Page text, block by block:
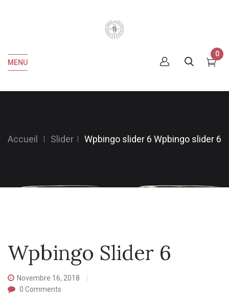
MENU
0
Accueil Slider Wpbingo slider 6 Wpbingo slider 6
Wpbingo Slider 6
Novembre 16, 2018
0 Comments